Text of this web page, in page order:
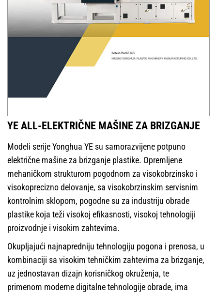
YE ALL-ELEKTRIČNE MAŠINE ZA BRIZGANJE
Modeli serije Yonghua YE su samorazvijene potpuno
električne mašine za brizganje plastike. Opremljene
mehaničkom strukturom pogodnom za visokobrzinsko i
visokoprecizno delovanje, sa visokobrzinskim servisnim
kontrolnim sklopom, pogodne su za industriju obrade
plastike koja teži visokoj efikasnosti, visokoj tehnologiji
proizvodnje i visokim zahtevima.
Okupljajući najnapredniju tehnologiju pogona i prenosa, u
kombinaciji sa visokim tehničkim zahtevima za brizganje,
uz jednostavan dizajn korisničkog okruženja, te
primenom moderne digitalne tehnologije obrade, ima